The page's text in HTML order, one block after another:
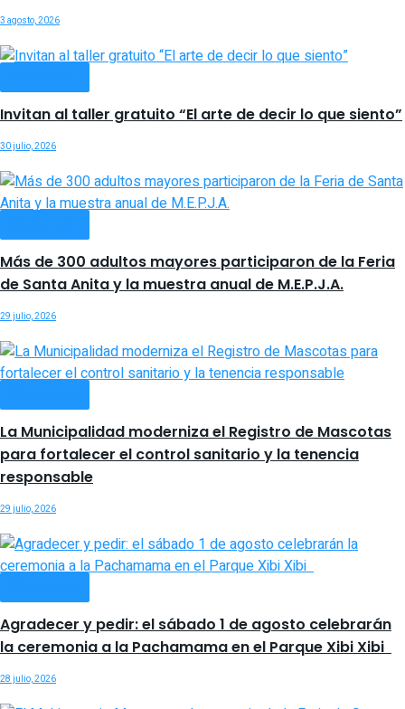
3 agosto, 2026
Invitan al taller gratuito “El arte de decir lo que siento”
30 julio, 2026
Más de 300 adultos mayores participaron de la Feria
de Santa Anita y la muestra anual de M.E.P.J.A.
29 julio, 2026
La Municipalidad moderniza el Registro de Mascotas
para fortalecer el control sanitario y la tenencia
responsable
29 julio, 2026
Agradecer y pedir: el sábado 1 de agosto celebrarán
la ceremonia a la Pachamama en el Parque Xibi Xibi
28 julio, 2026